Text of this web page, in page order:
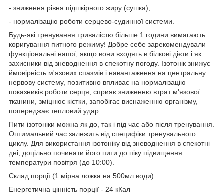
- зниження рівня підшкірного жиру (сушка);
- нормалізацію роботи серцево-судинної системи.
Будь-які тренування тривалістю більше 1 години вимагають
коригування питного режиму! Добре себе зарекомендували
функціональні напої, якщо вони входять в білкові дієти і як
захисники від зневоднення в спекотну погоду. Ізотонік знижує
ймовірність м'язових спазмів і навантаження на центральну
нервову систему, позитивно впливає на нормалізацію
показників роботи серця, сприяє зниженню втрат м'язової
тканини, зміцнює кістки, запобігає виснаженню організму,
попереджає тепловий удар.
Пити ізотоніки можна як до, так і під час або після тренування.
Оптимальний час залежить від специфіки тренувального
циклу. Для використання ізотоніку від зневоднення в спекотні
дні, доцільно починати його пити до піку підвищення
температури повітря (до 10:00).
Склад порції (1 мірна ложка на 500мл води):
Енергетична цінність порції - 24 кКал